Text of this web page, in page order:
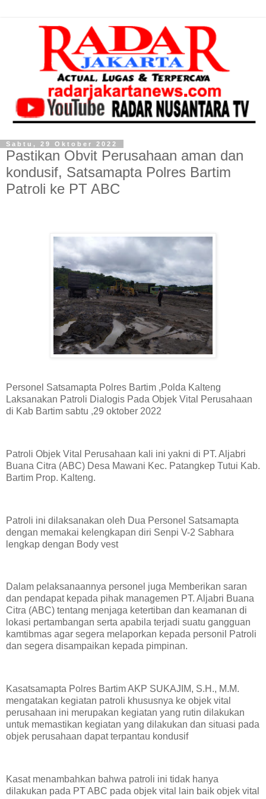
Sabtu, 29 Oktober 2022
Pastikan Obvit Perusahaan aman dan
kondusif, Satsamapta Polres Bartim
Patroli ke PT ABC
Personel Satsamapta Polres Bartim ,Polda Kalteng
Laksanakan Patroli Dialogis Pada Objek Vital Perusahaan
di Kab Bartim sabtu ,29 oktober 2022
Patroli Objek Vital Perusahaan kali ini yakni di PT. Aljabri
Buana Citra (ABC) Desa Mawani Kec. Patangkep Tutui Kab.
Bartim Prop. Kalteng.
Patroli ini dilaksanakan oleh Dua Personel Satsamapta
dengan memakai kelengkapan diri Senpi V-2 Sabhara
lengkap dengan Body vest
Dalam pelaksanaannya personel juga Memberikan saran
dan pendapat kepada pihak managemen PT. Aljabri Buana
Citra (ABC) tentang menjaga ketertiban dan keamanan di
lokasi pertambangan serta apabila terjadi suatu gangguan
kamtibmas agar segera melaporkan kepada personil Patroli
dan segera disampaikan kepada pimpinan.
Kasatsamapta Polres Bartim AKP SUKAJIM, S.H., M.M.
mengatakan kegiatan patroli khususnya ke objek vital
perusahaan ini merupakan kegiatan yang rutin dilakukan
untuk memastikan kegiatan yang dilakukan dan situasi pada
objek perusahaan dapat terpantau kondusif
Kasat menambahkan bahwa patroli ini tidak hanya
dilakukan pada PT ABC pada objek vital lain baik objek vital